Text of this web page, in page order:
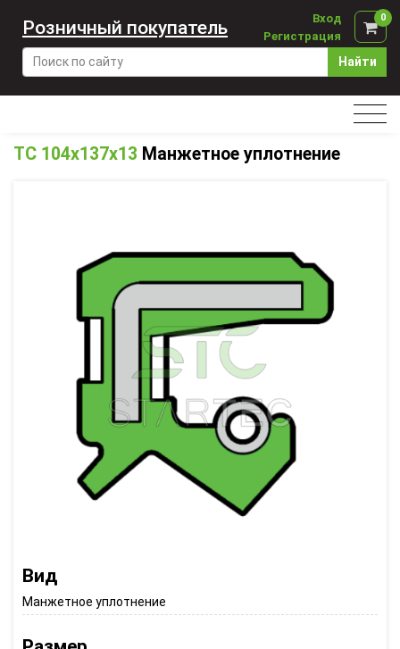
Найти
Вход
Регистрация
0
Розничный покупатель
TC 104x137x13 Манжетное уплотнение
Вид
Манжетное уплотнение